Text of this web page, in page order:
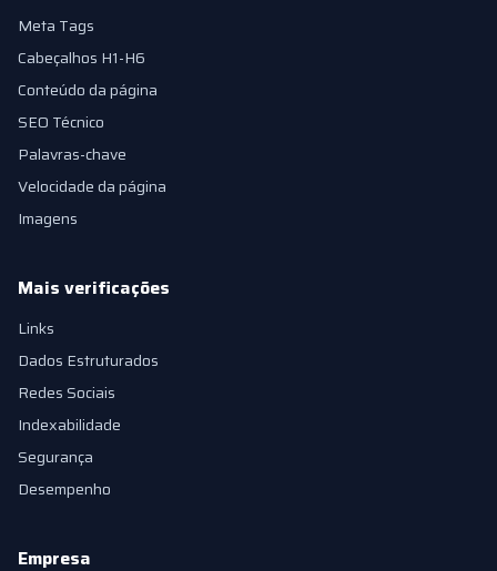
Meta Tags
Cabeçalhos H1-H6
Conteúdo da página
SEO Técnico
Palavras-chave
Velocidade da página
Imagens
Mais verificações
Links
Dados Estruturados
Redes Sociais
Indexabilidade
Segurança
Desempenho
Empresa